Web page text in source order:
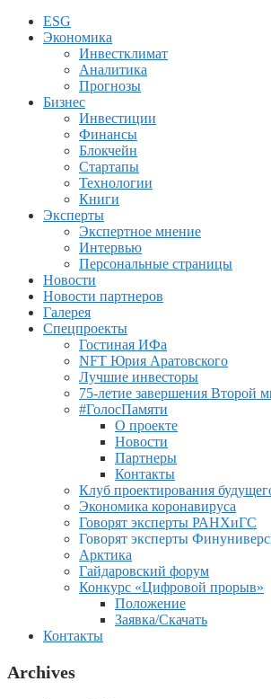
ESG
Экономика
Инвестклимат
Аналитика
Прогнозы
Бизнес
Инвестиции
Финансы
Блокчейн
Стартапы
Технологии
Книги
Эксперты
Экспертное мнение
Интервью
Персональные страницы
Новости
Новости партнеров
Галерея
Спецпроекты
Гостиная ИФа
NFT Юрия Аратовского
Лучшие инвесторы
75-летие завершения Второй
#ГолосПамяти
О проекте
Новости
Партнеры
Контакты
Клуб проектирования
Экономика коронавируса
Говорят эксперты РАНХиГС
Говорят эксперты
Арктика
Гайдаровский форум
Конкурс «Цифровой прорыв»
Положение
Заявка/Скачать
Контакты
Archives